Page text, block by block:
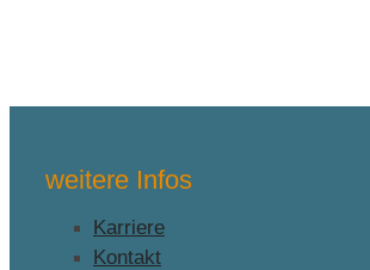
weitere Infos
Karriere
Kontakt